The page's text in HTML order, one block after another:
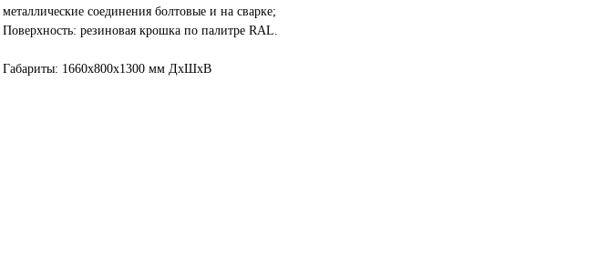
металлические соединения болтовые и на сварке;
Поверхность: резиновая крошка по палитре RAL.
Габариты: 1660х800х1300 мм ДхШхВ